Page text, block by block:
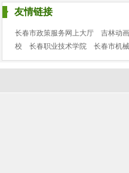
友情链接
长春市政策服务网上大厅 吉林动
校
长春职业技术学院 长春市机